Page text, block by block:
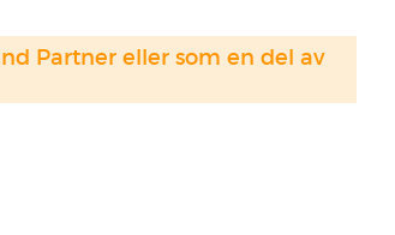
Partner eller som en del av